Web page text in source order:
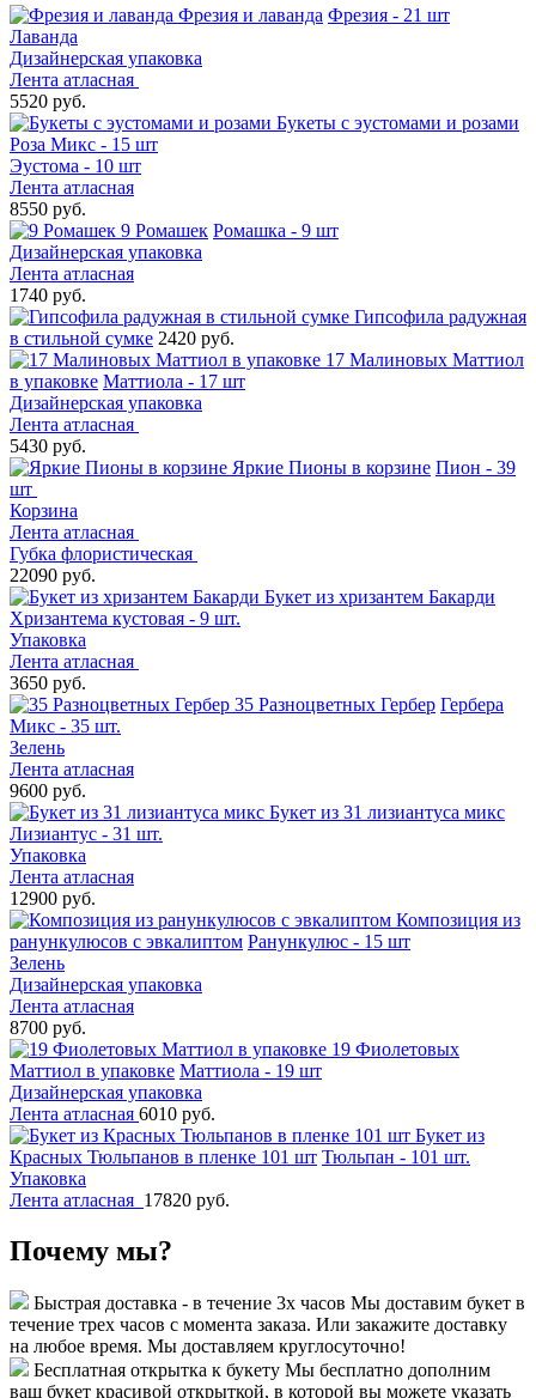
Фрезия и лаванда Фрезия - 21 шт
Лаванда
Дизайнерская упаковка
Лента атласная
5520 руб.
Букеты с эустомами и розами
Роза Микс - 15 шт
Эустома - 10 шт
Лента атласная
8550 руб.
9 Ромашек Ромашка - 9 шт
Дизайнерская упаковка
Лента атласная
1740 руб.
Гипсофила радужная
в стильной сумке 2420 руб.
17 Малиновых Маттиол
в упаковке Маттиола - 17 шт
Дизайнерская упаковка
Лента атласная
5430 руб.
Яркие Пионы в корзине Пион - 39
шт
Корзина
Лента атласная
Губка флористическая
22090 руб.
Букет из хризантем Бакарди
Хризантема кустовая - 9 шт.
Упаковка
Лента атласная
3650 руб.
35 Разноцветных Гербер Гербера
Микс - 35 шт.
Зелень
Лента атласная
9600 руб.
Букет из 31 лизиантуса микс
Лизиантус - 31 шт.
Упаковка
Лента атласная
12900 руб.
Композиция из
ранункулюсов с эвкалиптом Ранункулюс - 15 шт
Зелень
Дизайнерская упаковка
Лента атласная
8700 руб.
19 Фиолетовых
Маттиол в упаковке Маттиола - 19 шт
Дизайнерская упаковка
Лента атласная 6010 руб.
Букет из
Красных Тюльпанов в пленке 101 шт Тюльпан - 101 шт.
Упаковка
Лента атласная 17820 руб.
Почему мы?
Быстрая доставка - в течение 3х часов Мы доставим букет в
течение трех часов с момента заказа. Или закажите доставку
на любое время. Мы доставляем круглосуточно!
Бесплатная открытка к букету Мы бесплатно дополним
ваш букет красивой открыткой, в которой вы можете указать